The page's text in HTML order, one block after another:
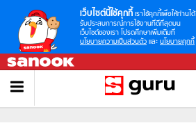
เว็บไซต์นี้ใช้คุกกี้ เราใช้คุกกี้เพื่อให้ท่านได้
รับประสบการณ์การใช้งานที่ดีที่สุดบน
เว็บไซต์ของเรา โปรดศึกษาเพิ่มเติมที่
นโยบายความเป็นส่วนตัว และ นโยบายคุกกี้